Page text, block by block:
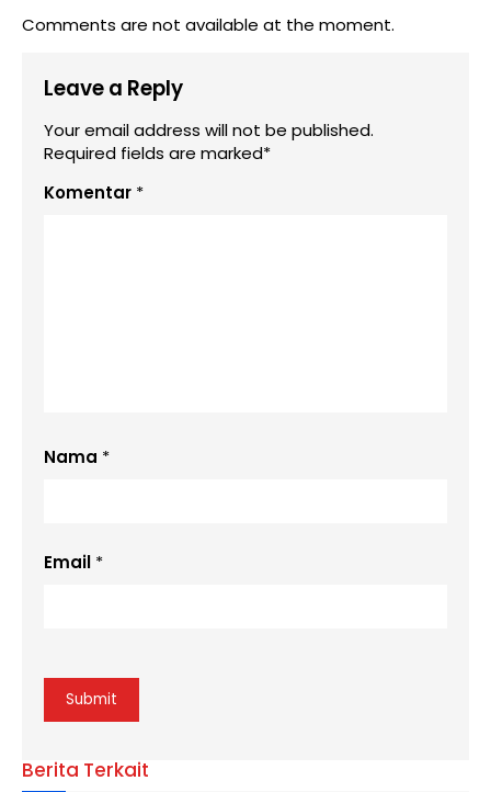
Comments are not available at the moment.
Leave a Reply
Your email address will not be published.
Required fields are marked*
Komentar *
Nama *
Email *
Berita Terkait